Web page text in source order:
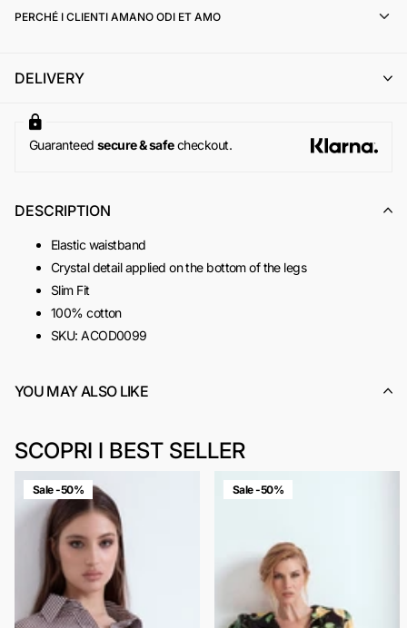
l'emissione di un buono acquisto (codice sconto) di pari
Per maggiori informazioni, si invita a consultare la sezione
PERCHÉ I CLIENTI AMANO ODI ET AMO
DELIVERY
Guaranteed secure & safecheckout.
DESCRIPTION
Elastic waistband
Crystal detail applied on the bottom of the legs
Slim Fit
100% cotton
SKU:ACOD0099
YOU MAY ALSO LIKE
SCOPRI I BEST SELLER
Sale -50% Sale -50%